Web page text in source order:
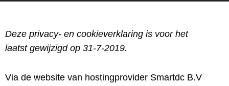
Deze privacy- en cookieverklaring is voor het
laatst gewijzigd op 31-7-2019.
Via de website van hostingprovider Smartdc B.V